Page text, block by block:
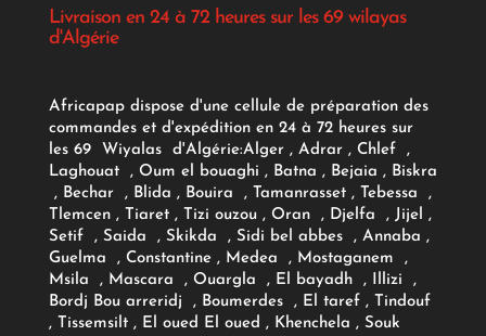
Livraison en 24 à 72 heures sur les 69 wilayas
d'Algérie
Africapap dispose d'une cellule de préparation des
commandes et d'expédition en 24 à 72 heures sur
les 69 Wiyalas d'Algérie:Alger , Adrar, Chlef ,
Laghouat , Oum el bouaghi , Batna , Bejaia , Biskra
, Bechar , Blida , Bouira , Tamanrasset , Tebessa ,
Tlemcen , Tiaret , Tizi ouzou , Oran , Djelfa , Jijel ,
Setif , Saida , Skikda , Sidi bel abbes , Annaba ,
Guelma , Constantine , Medea , Mostaganem ,
Msila , Mascara , Ouargla , El bayadh , Illizi ,
Bordj Bou arreridj , Boumerdes , El taref , Tindouf
, Tissemsilt , El oued El oued , Khenchela , Souk